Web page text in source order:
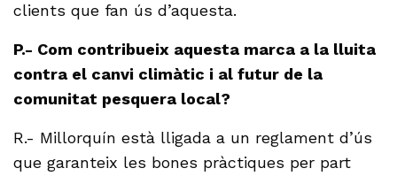
clients que fan ús d’aquesta.
P.- Com contribueix aquesta marca a la lluita
contra el canvi climàtic i al futur de la
comunitat pesquera local?
R.- Millorquín està lligada a un reglament d’ús
que garanteix les bones pràctiques per part